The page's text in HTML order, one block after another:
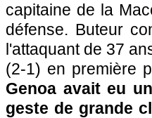
capitaine de la
défense. Buteur
l'attaquant de 37
(2-1) en première
Genoa avait eu
geste de grande